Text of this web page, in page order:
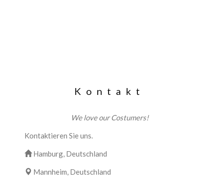
Kontakt
We love our Costumers!
Kontaktieren Sie uns.
Hamburg, Deutschland
Mannheim, Deutschland